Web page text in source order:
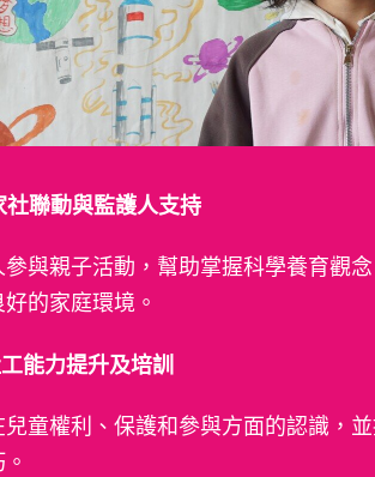
社聯動與監護人支持
與親子活動，幫助掌握科學養育觀
的家庭環境。
能力提升及培訓
童權利、保護和參與方面的認識，